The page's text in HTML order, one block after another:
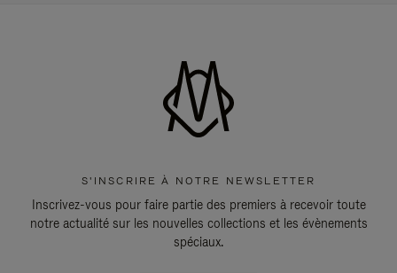
S'INSCRIRE À NOTRE NEWSLETTER
Inscrivez-vous pour faire partie des premiers à recevoir toute
notre actualité sur les nouvelles collections et les évènements
spéciaux.